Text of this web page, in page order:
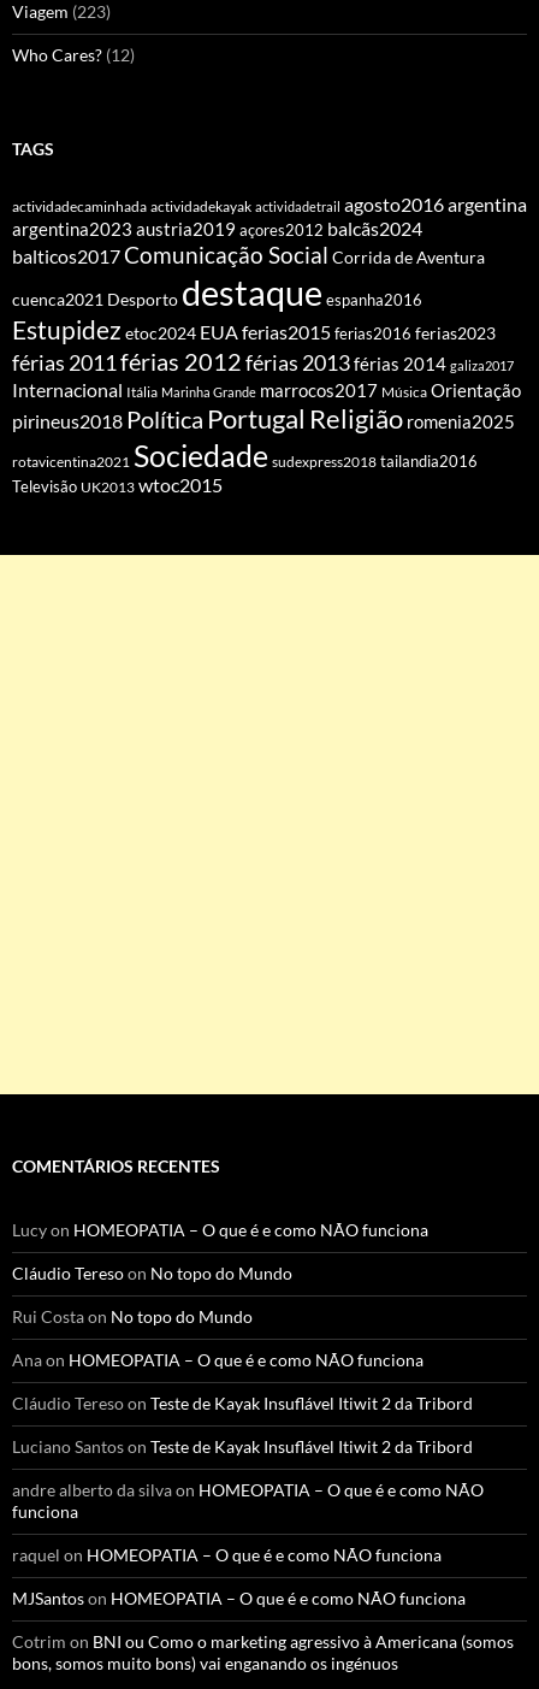
Viagem (223)
Who Cares? (12)
TAGS
actividadecaminhada actividadekayak actividadetrail agosto2016argentina
argentina2023 austria2019 açores2012 balcãs2024
balticos2017Comunicação Social Corrida de Aventura
cuenca2021 Desporto destaque espanha2016
Estupidez etoc2024 EUAferias2015ferias2016 ferias2023
férias 2011férias 2012férias 2013férias 2014 galiza2017
Internacional Itália Marinha Grande marrocos2017 Música Orientação
pirineus2018 Política Portugal Religião romenia2025
rotavicentina2021 Sociedade sudexpress2018 tailandia2016
Televisão UK2013 wtoc2015
COMENTÁRIOS RECENTES
Lucyon HOMEOPATIA – O que é e como NÃO funciona
Cláudio Teresoon No topo do Mundo
Rui Costaon No topo do Mundo
Anaon HOMEOPATIA – O que é e como NÃO funciona
Cláudio Teresoon Teste de Kayak Insuflável Itiwit 2 da Tribord
Luciano Santoson Teste de Kayak Insuflável Itiwit 2 da Tribord
andre alberto da silvaon HOMEOPATIA – O que é e como NÃO
funciona
raquel on HOMEOPATIA – O que é e como NÃO funciona
MJSantoson HOMEOPATIA – O que é e como NÃO funciona
Cotrim on BNI ou Como o marketing agressivo à Americana (somos
bons, somos muito bons) vai enganando os ingénuos